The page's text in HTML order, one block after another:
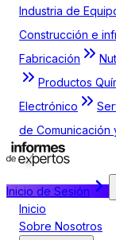
Industria de
Construcción e
Fabricación
Productos
Electrónico
de Comunicación
Inicio de Sesión
Inicio
Sobre Nosotros